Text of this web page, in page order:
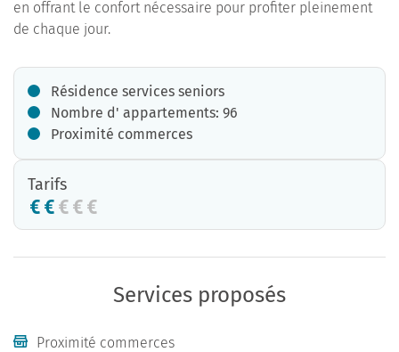
en offrant le confort nécessaire pour profiter pleinement
de chaque jour.
Résidence services seniors
Nombre d' appartements: 96
Proximité commerces
Tarifs
Services proposés
Proximité commerces